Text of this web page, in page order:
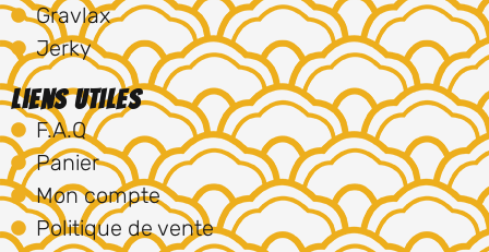
Gravlax
Jerky
Liens utiles
F.A.Q
Panier
Mon compte
Politique de vente